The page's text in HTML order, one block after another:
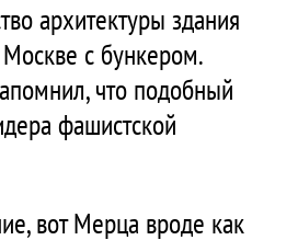
архитектуры здания
с бункером.
что подобный
фашистской
вот Мерца вроде как